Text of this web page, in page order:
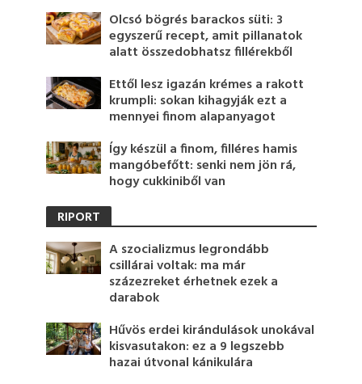
Olcsó bögrés barackos süti: 3
egyszerű recept, amit pillanatok
alatt összedobhatsz fillérekből
Ettől lesz igazán krémes a rakott
krumpli: sokan kihagyják ezt a
mennyei finom alapanyagot
Így készül a finom, filléres hamis
mangóbefőtt: senki nem jön rá,
hogy cukkiniből van
RIPORT
A szocializmus legrondább
csillárai voltak: ma már
százezreket érhetnek ezek a
darabok
Hűvös erdei kirándulások unokával
kisvasutakon: ez a 9 legszebb
hazai útvonal kánikulára